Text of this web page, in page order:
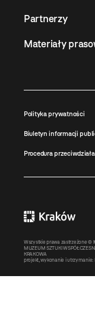
Partnerzy
Materiały
Polityka prywatności
Biuletyn informacji
Procedura
Wszystkie prawa zastrzeżone ©
MUZEUM SZTUKI
KRAKOWA
projekt, wykonanie i utrzymanie: